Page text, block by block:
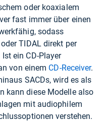
oder koaxialem
fast immer über einen
sodass
TIDAL direkt per
ein CD-Player
von einem CD-Receiver.
SACDs, wird es als
kann diese Modelle also
mit audiophilem
verstehen.